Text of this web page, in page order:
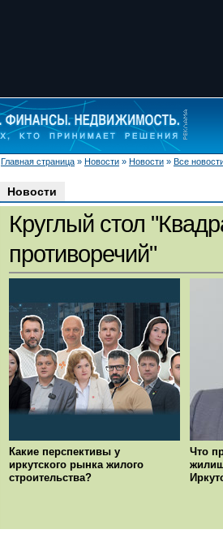
Главная страница » Новости » Новости » Все
Новости
Круглый стол
противоречий"
Какие перспективы у
иркутского рынка жилого
строительства?
Что